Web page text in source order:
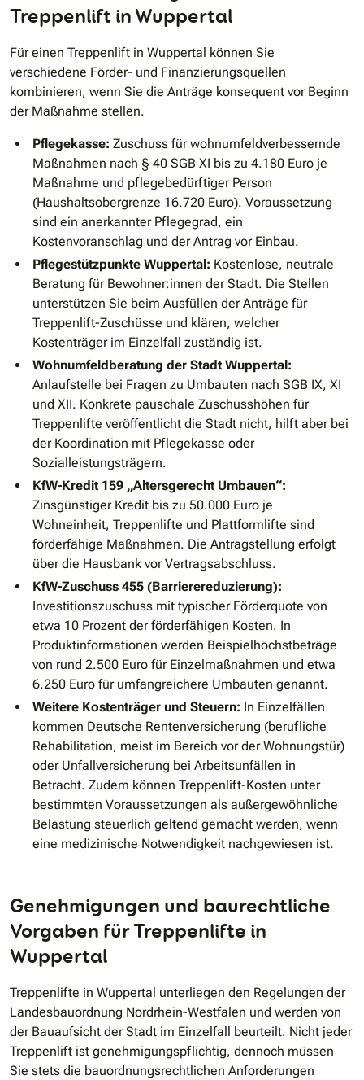
Treppenlift in Wuppertal
Für einen Treppenlift in Wuppertal können Sie
verschiedene Förder- und Finanzierungsquellen
kombinieren, wenn Sie die Anträge konsequent vor Beginn
der Maßnahme stellen.
Pflegekasse: Zuschuss für wohnumfeldverbessernde
Maßnahmen nach § 40 SGB XI bis zu 4.180 Euro je
Maßnahme und pflegebedürftiger Person
(Haushaltsobergrenze 16.720 Euro). Voraussetzung
sind ein anerkannter Pflegegrad, ein
Kostenvoranschlag und der Antrag vor Einbau.
Pflegestützpunkte Wuppertal: Kostenlose, neutrale
Beratung für Bewohner:innen der Stadt. Die Stellen
unterstützen Sie beim Ausfüllen der Anträge für
Treppenlift-Zuschüsse und klären, welcher
Kostenträger im Einzelfall zuständig ist.
Wohnumfeldberatung der Stadt Wuppertal:
Anlaufstelle bei Fragen zu Umbauten nach SGB IX, XI
und XII. Konkrete pauschale Zuschusshöhen für
Treppenlifte veröffentlicht die Stadt nicht, hilft aber bei
der Koordination mit Pflegekasse oder
Sozialleistungsträgern.
KfW-Kredit 159 „Altersgerecht Umbauen“:
Zinsgünstiger Kredit bis zu 50.000 Euro je
Wohneinheit, Treppenlifte und Plattformlifte sind
förderfähige Maßnahmen. Die Antragstellung erfolgt
über die Hausbank vor Vertragsabschluss.
KfW-Zuschuss 455 (Barrierereduzierung):
Investitionszuschuss mit typischer Förderquote von
etwa 10 Prozent der förderfähigen Kosten. In
Produktinformationen werden Beispielhöchstbeträge
von rund 2.500 Euro für Einzelmaßnahmen und etwa
6.250 Euro für umfangreichere Umbauten genannt.
Weitere Kostenträger und Steuern: In Einzelfällen
kommen Deutsche Rentenversicherung (berufliche
Rehabilitation, meist im Bereich vor der Wohnungstür)
oder Unfallversicherung bei Arbeitsunfällen in
Betracht. Zudem können Treppenlift-Kosten unter
bestimmten Voraussetzungen als außergewöhnliche
Belastung steuerlich geltend gemacht werden, wenn
eine medizinische Notwendigkeit nachgewiesen ist.
Genehmigungen und baurechtliche
Vorgaben für Treppenlifte in
Wuppertal
Treppenlifte in Wuppertal unterliegen den Regelungen der
Landesbauordnung Nordrhein-Westfalen und werden von
der Bauaufsicht der Stadt im Einzelfall beurteilt. Nicht jeder
Treppenlift ist genehmigungspflichtig, dennoch müssen
Sie stets die bauordnungsrechtlichen Anforderungen